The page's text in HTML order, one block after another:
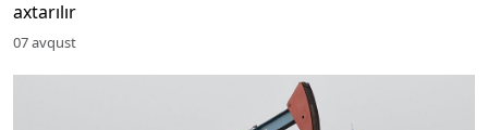
axtarılır
07 avqust